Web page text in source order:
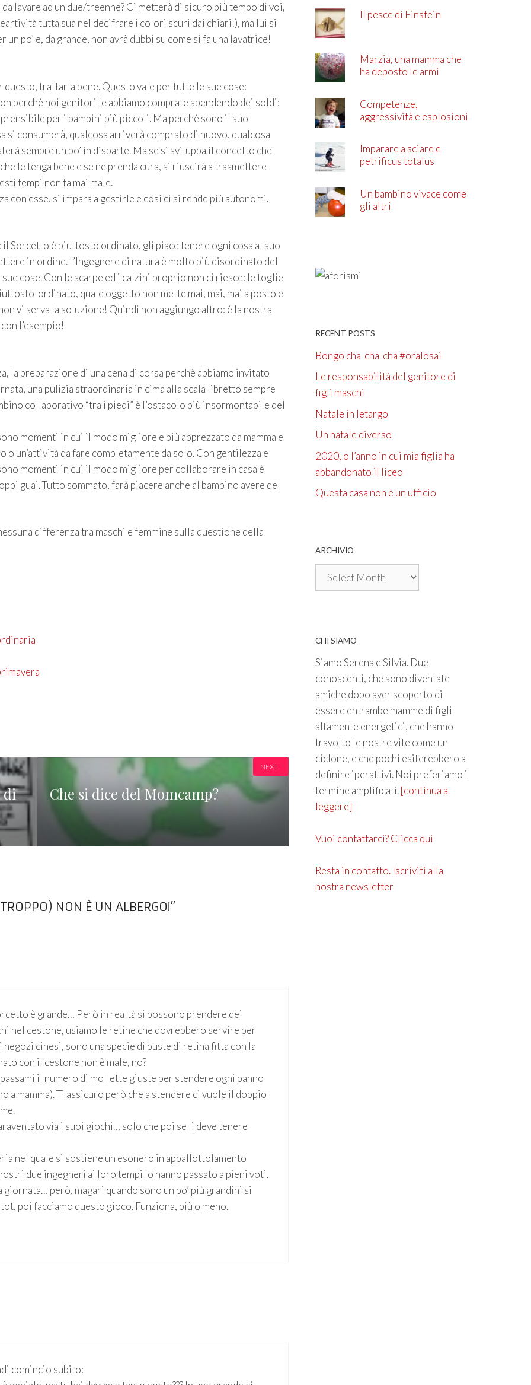
lavare ad un due/treenne? Ci metterà di sicuro più tempo di voi,
tutta sua nel decifrare i colori scuri dai chiari!), ma lui si
po’ e, da grande, non avrà dubbi su come si fa una lavatrice!
questo, trattarla bene. Questo vale per tutte le sue cose:
perchè noi genitori le abbiamo comprate spendendo dei soldi:
per i bambini più piccoli. Ma perchè sono il suo
si consumerà, qualcosa arriverà comprato di nuovo, qualcosa
sempre un po’ in disparte. Ma se si sviluppa il concetto che
le tenga bene e se ne prenda cura, si riuscirà a trasmettere
tempi non fa mai male.
con esse, si impara a gestirle e così ci si rende più autonomi.
Sorcetto è piuttosto ordinato, gli piace tenere ogni cosa al suo
in ordine. L’Ingegnere di natura è molto più disordinato del
cose. Con le scarpe ed i calzini proprio non ci riesce: le toglie
ordinato, quale oggetto non mette mai, mai, mai a posto e
vi serva la soluzione! Quindi non aggiungo altro: è la nostra
l’esempio!
la preparazione di una cena di corsa perchè abbiamo invitato
una pulizia straordinaria in cima alla scala libretto sempre
collaborativo “tra i piedi” è l’ostacolo più insormontabile del
momenti in cui il modo migliore e più apprezzato da mamma e
un’attività da fare completamente da solo. Con gentilezza e
momenti in cui il modo migliore per collaborare in casa è
guai. Tutto sommato, farà piacere anche al bambino avere del
differenza tra maschi e femmine sulla questione della
di
Che si dice del Momcamp?
NEXT
NON È UN ALBERGO!”
è grande… Però in realtà si possono prendere dei
nel cestone, usiamo le retine che dovrebbero servire per
cinesi, sono una specie di buste di retina fitta con la
con il cestone non è male, no?
il numero di mollette giuste per stendere ogni panno
a mamma). Ti assicuro però che a stendere ci vuole il doppio
via i suoi giochi… solo che poi se li deve tenere
nel quale si sostiene un esonero in appallottolamento
due ingegneri ai loro tempi lo hanno passato a pieni voti.
però, magari quando sono un po’ più grandini si
poi facciamo questo gioco. Funziona, più o meno.
comincio subito:
Il pesce di Einstein
Marzia, una mamma che
ha deposto le armi
Competenze,
aggressività e esplosioni
Imparare a sciare e
petrificus totalus
Un bambino vivace come
gli altri
RECENT POSTS
Bongo cha-cha-cha #oralosai
Le responsabilità del genitore di
figli maschi
Natale in letargo
Un natale diverso
2020, o l’anno in cui mia figlia ha
abbandonato il liceo
Questa casa non è un ufficio
ARCHIVIO
Archivio
CHI SIAMO
Siamo Serena e Silvia. Due
conoscenti, che sono diventate
amiche dopo aver scoperto di
essere entrambe mamme di figli
altamente energetici, che hanno
travolto le nostre vite come un
ciclone, e che pochi esiterebbero a
definire iperattivi. Noi preferiamo il
termine amplificati.[continua a
leggere]
Vuoi contattarci? Clicca qui
Resta in contatto. Iscriviti alla
nostra newsletter